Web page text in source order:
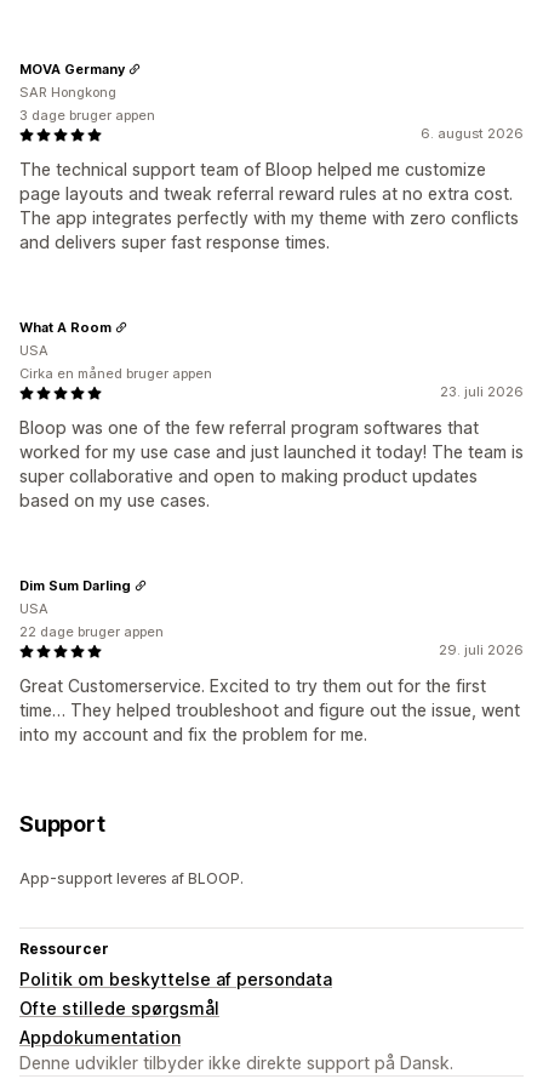
6. august 2026
The technical support team of Bloop helped me customize
page layouts and tweak referral reward rules at no extra cost.
The app integrates perfectly with my theme with zero conflicts
and delivers super fast response times.
MOVA Germany
SAR Hongkong
3 dage bruger appen
23. juli 2026
Bloop was one of the few referral program softwares that
worked for my use case and just launched it today! The team is
super collaborative and open to making product updates
based on my use cases.
What A Room
USA
Cirka en måned bruger appen
29. juli 2026
Great Customerservice. Excited to try them out for the first
time… They helped troubleshoot and figure out the issue, went
into my account and fix the problem for me.
Dim Sum Darling
USA
22 dage bruger appen
Support
App-support leveres af BLOOP.
Ressourcer
Politik om beskyttelse af persondata
Ofte stillede spørgsmål
Appdokumentation
Denne udvikler tilbyder ikke direkte support på Dansk.